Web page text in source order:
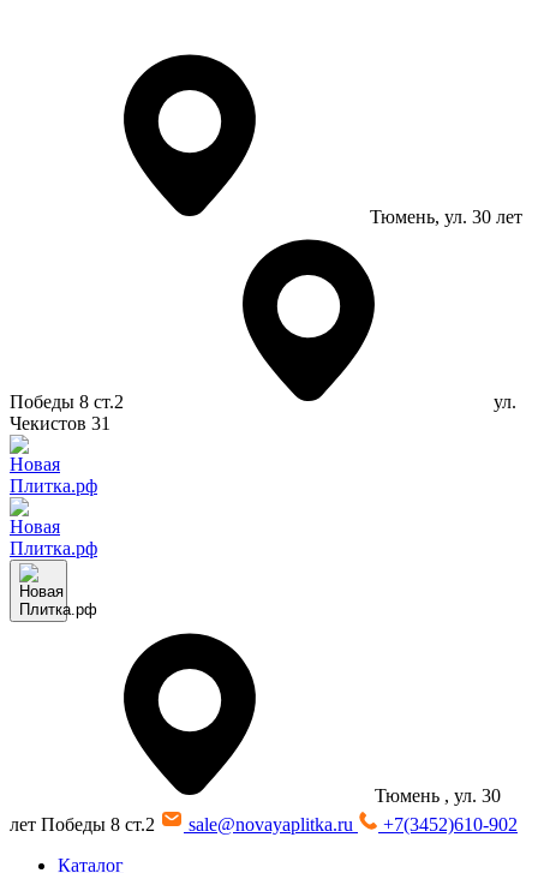
Тюмень, ул. 30 лет
Победы 8 ст.2
ул.
Чекистов 31
Тюмень , ул. 30
лет Победы 8 ст.2
sale@novayaplitka.ru
+7(3452)610-902
Каталог